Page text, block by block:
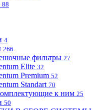
88
4
266
фильтры 27
Elite 32
Premium 52
Standart 70
к ним 25
50